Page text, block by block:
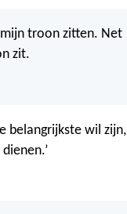
troon zitten. Net
zit.
belangrijkste wil zijn,